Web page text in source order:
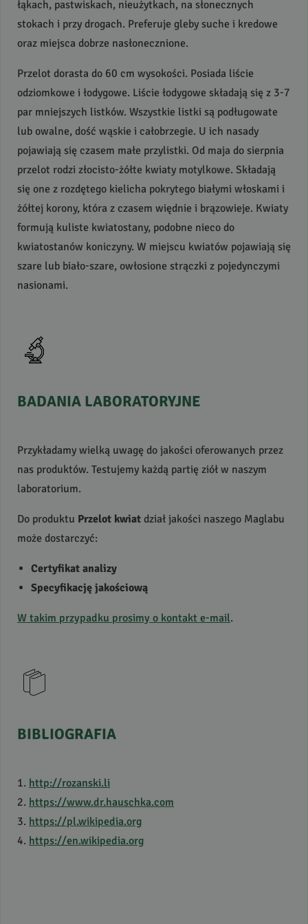
łąkach, pastwiskach, nieużytkach, na słonecznych
stokach i przy drogach. Preferuje gleby suche i kredowe
oraz miejsca dobrze nasłonecznione.
Przelot dorasta do 60 cm wysokości. Posiada liście
odziomkowe i łodygowe. Liście łodygowe składają się z 3-7
par mniejszych listków. Wszystkie listki są podługowate
lub owalne, dość wąskie i całobrzegie. U ich nasady
pojawiają się czasem małe przylistki. Od maja do sierpnia
przelot rodzi złocisto-żółte kwiaty motylkowe. Składają
się one z rozdętego kielicha pokrytego białymi włoskami i
żółtej korony, która z czasem więdnie i brązowieje. Kwiaty
formują kuliste kwiatostany, podobne nieco do
kwiatostanów koniczyny. W miejscu kwiatów pojawiają się
szare lub biało-szare, owłosione strączki z pojedynczymi
nasionami.
BADANIA LABORATORYJNE
Przykładamy wielką uwagę do jakości oferowanych przez
nas produktów. Testujemy każdą partię ziół w naszym
laboratorium.
Do produktu Przelot kwiat dział jakości naszego Maglabu
może dostarczyć:
Certyfikat analizy
Specyfikację jakościową
W takim przypadku prosimy o kontakt e-mail.
BIBLIOGRAFIA
1. http://rozanski.li
2. https://www.dr.hauschka.com
3. https://pl.wikipedia.org
4. https://en.wikipedia.org